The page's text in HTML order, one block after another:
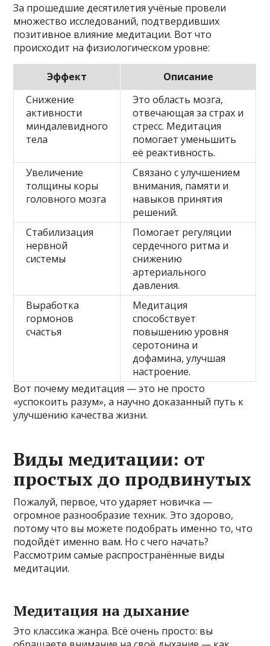
За прошедшие десятилетия учёные провели
множество исследований, подтвердивших
позитивное влияние медитации. Вот что
происходит на физиологическом уровне:
Эффект
Описание
Снижение
активности
миндалевидного
тела
Это область мозга,
отвечающая за страх и
стресс. Медитация
помогает уменьшить
её реактивность.
Увеличение
толщины коры
головного мозга
Связано с улучшением
внимания, памяти и
навыков принятия
решений.
Стабилизация
нервной
системы
Помогает регуляции
сердечного ритма и
снижению
артериального
давления.
Выработка
гормонов
счастья
Медитация
способствует
повышению уровня
серотонина и
дофамина, улучшая
настроение.
Вот почему медитация — это не просто
«успокоить разум», а научно доказанный путь к
улучшению качества жизни.
Виды медитации: от
простых до продвинутых
Пожалуй, первое, что ударяет новичка —
огромное разнообразие техник. Это здорово,
потому что вы можете подобрать именно то, что
подойдёт именно вам. Но с чего начать?
Рассмотрим самые распространённые виды
медитации.
Медитация на дыхание
Это классика жанра. Всё очень просто: вы